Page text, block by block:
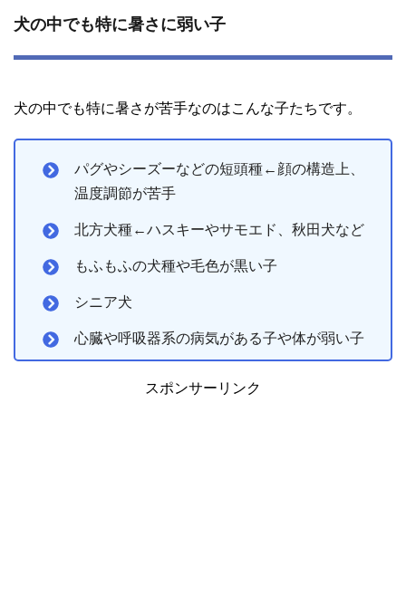
犬の中でも特に暑さに弱い子
犬の中でも特に暑さが苦手なのはこんな子たちです。
パグやシーズーなどの短頭種←顔の構造上、
温度調節が苦手
北方犬種←ハスキーやサモエド、秋田犬など
もふもふの犬種や毛色が黒い子
シニア犬
心臓や呼吸器系の病気がある子や体が弱い子
スポンサーリンク